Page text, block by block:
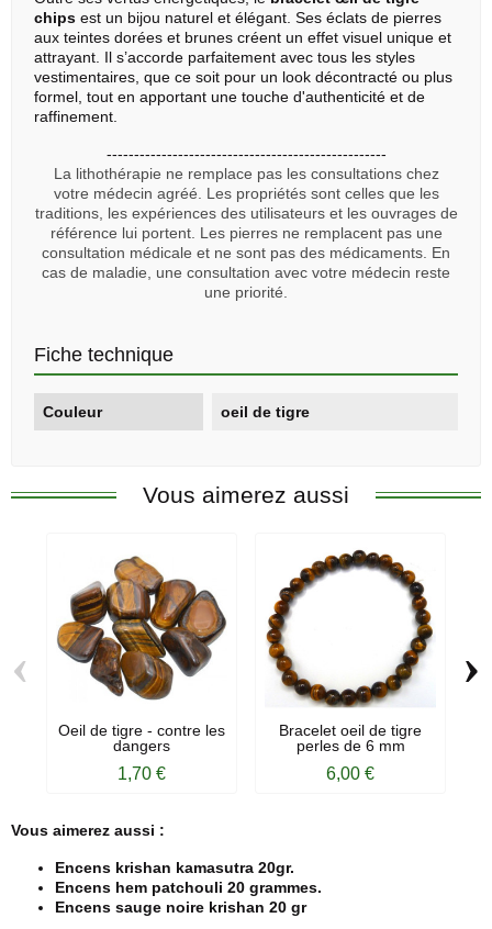
chips est un bijou naturel et élégant. Ses éclats de pierres
aux teintes dorées et brunes créent un effet visuel unique et
attrayant. Il s’accorde parfaitement avec tous les styles
vestimentaires, que ce soit pour un look décontracté ou plus
formel, tout en apportant une touche d'authenticité et de
raffinement.
---------------------------------------------------
La lithothérapie ne remplace pas les consultations chez
votre médecin agréé. Les propriétés sont celles que les
traditions, les expériences des utilisateurs et les ouvrages de
référence lui portent. Les pierres ne remplacent pas une
consultation médicale et ne sont pas des médicaments. En
cas de maladie, une consultation avec votre médecin reste
une priorité.
Fiche technique
Couleur oeil de tigre
Vous aimerez aussi
Oeil de tigre - contre les
dangers
1,70 €
Bracelet oeil de tigre
perles de 6 mm
6,00 €
‹ ›
Vous aimerez aussi :
Encens krishan kamasutra 20gr.
Encens hem patchouli 20 grammes.
Encens sauge noire krishan 20 gr